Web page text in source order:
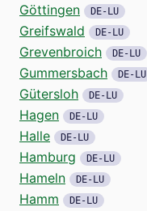
Göttingen DE-LU
Greifswald DE-LU
Grevenbroich DE-LU
Gummersbach DE-LU
Gütersloh DE-LU
Hagen DE-LU
Halle DE-LU
Hamburg DE-LU
Hameln DE-LU
Hamm DE-LU